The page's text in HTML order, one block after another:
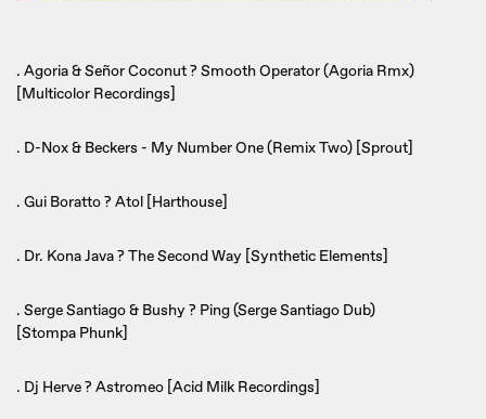
. Agoria & Señor Coconut ? Smooth Operator (Agoria Rmx)
[Multicolor Recordings]
. D-Nox & Beckers - My Number One (Remix Two) [Sprout]
. Gui Boratto ? Atol [Harthouse]
. Dr. Kona Java ? The Second Way [Synthetic Elements]
. Serge Santiago & Bushy ? Ping (Serge Santiago Dub)
[Stompa Phunk]
. Dj Herve ? Astromeo [Acid Milk Recordings]